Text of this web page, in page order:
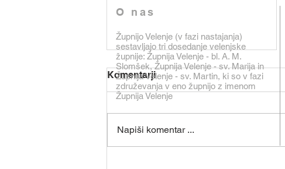
Komentarji
Napiši komentar ...
O nas
Župnijo Velenje (v fazi nastajanja)
sestavljajo tri dosedanje velenjske
župnije: Župnija Velenje - bl. A. M.
Slomšek, Župnija Velenje - sv. Marija in
Župnija Velenje - sv. Martin, ki so v fazi
združevanja v eno župnijo z imenom
Župnija Velenje